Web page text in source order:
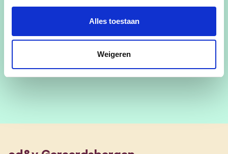
Alles toestaan
Weigeren
augustus
De inschrijvingen zijn afgesloten